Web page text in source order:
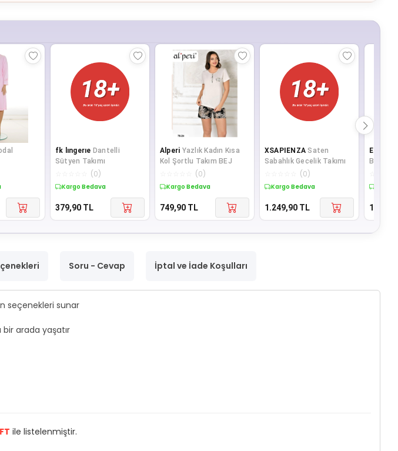
fk lıngerıe Dantelli
Sütyen Takımı
(0)
Kargo Bedava
379,90 TL
Alperi Yazlık Kadın Kısa
Kol Şortlu Takım BEJ
(0)
Kargo Bedava
749,90 TL
XSAPIENZA Saten
Sabahlık Gecelik Takımı
(0)
Kargo Bedava
1.249,90 TL
Etoile
Boydan
Soru - Cevap İptal ve İade Koşulları
seçenekleri sunar
bir arada yaşatır
ile listelenmiştir.